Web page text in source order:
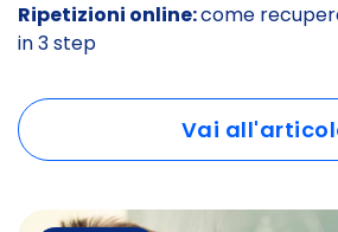
Ripetizioni online:come
in 3 step
Vai